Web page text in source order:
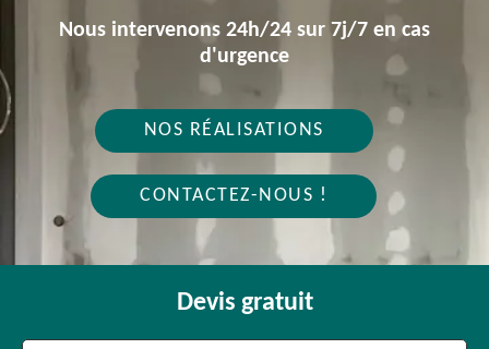
Nous intervenons 24h/24 sur 7j/7 en cas
d'urgence
NOS RÉALISATIONS
CONTACTEZ-NOUS !
Devis gratuit